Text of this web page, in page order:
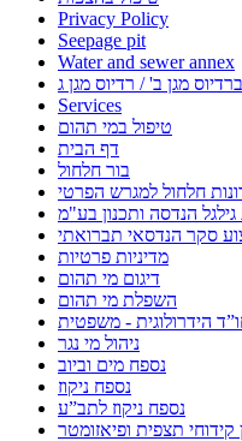
Privacy Policy
Seepage pit
Water and sewer annex
Services
טיפול במי תהום
דף הבית
בור חלחול
חלחול למגרש הפרטי
גילגל הנדסה ותכנון בע"מ
סקר הנדסאי תברואתי
מדיניות פרטיות
דיגום מי תהום
השפלת מי תהום
הידרולוגית - משפטית
ניהול מי נגר
נספח מים וביוב
נספח ניקוז
נספח ניקוז לתב”ע
קידוחי תצפית ופיאזומטר